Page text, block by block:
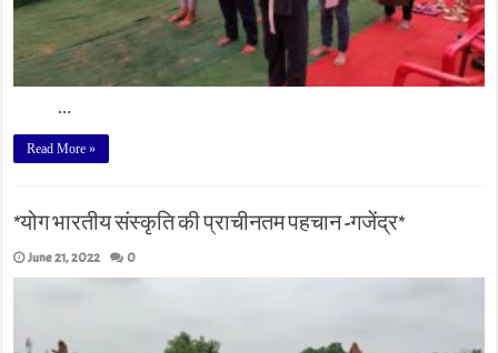
…
Read More »
*योग भारतीय संस्कृति की प्राचीनतम पहचान -गजेंद्र*
June 21, 2022 0